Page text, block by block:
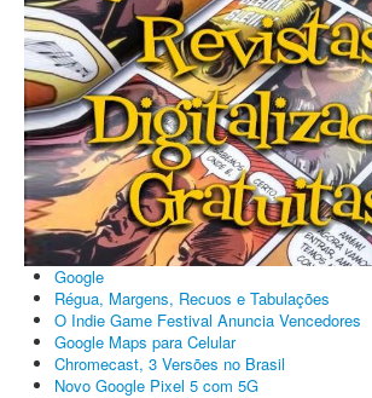
Google
Régua, Margens, Recuos e Tabulações
O Indie Game Festival Anuncia Vencedores
Google Maps para Celular
Chromecast, 3 Versões no Brasil
Novo Google Pixel 5 com 5G